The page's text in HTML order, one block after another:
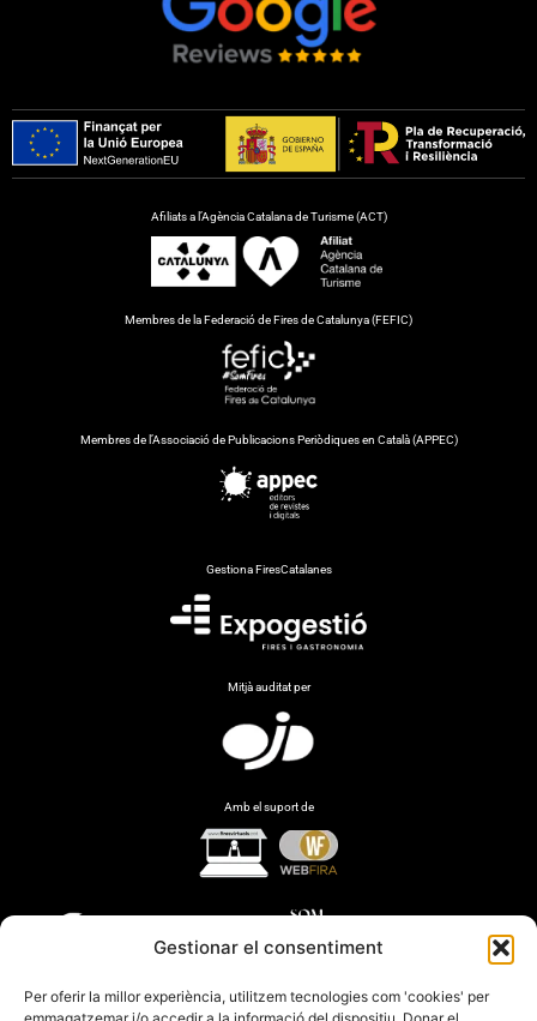
Gestionar el consentiment
Per oferir la millor experiència, utilitzem tecnologies com 'cookies' per
Afiliats a l’Agència Catalana de Turisme (ACT)
Membres de la Federació de Fires de Catalunya (FEFIC)
Membres de l’Associació de Publicacions Periòdiques en Català (APPEC)
Gestiona FiresCatalanes
Mitjà auditat per
Amb el suport de